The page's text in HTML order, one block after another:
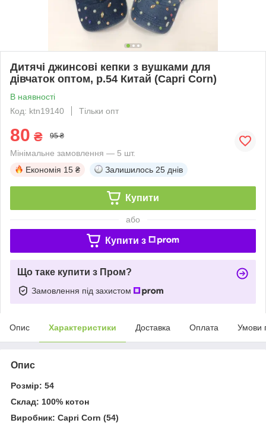
Дитячі джинсові кепки з вушками для
дівчаток оптом, р.54 Китай (Capri Corn)
В наявності
Код: ktn19140
Тільки опт
80 ₴ 95 ₴
Мінімальне замовлення — 5 шт.
Економія 15 ₴ Залишилось 25 днів
Купити
або
Купити з
Що таке купити з Пром?
Замовлення під захистом
Опис Характеристики Доставка Оплата Умови
Опис
Розмір: 54
Склад: 100% котон
Виробник: Capri Corn (54)